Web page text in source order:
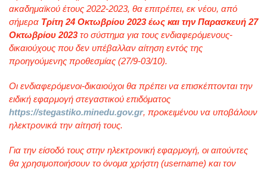
ακαδημαϊκού έτους 2022-2023, θα επιτρέπει, εκ νέου, από
σήμερα Τρίτη 24 Οκτωβρίου 2023 έως και την Παρασκευή 27
Οκτωβρίου 2023το σύστημα για τους ενδιαφερόμενους-
δικαιούχους που δεν υπέβαλλαν αίτηση εντός της
προηγούμενης προθεσμίας (27/9-03/10).
Οι ενδιαφερόμενοι-δικαιούχοι θα πρέπει να επισκέπτονται την
ειδική εφαρμογή στεγαστικού επιδόματος
https://stegastiko.minedu.gov.gr, προκειμένου να υποβάλουν
ηλεκτρονικά την αίτησή τους.
Για την είσοδό τους στην ηλεκτρονική εφαρμογή, οι αιτούντες
θα χρησιμοποιήσουν το όνομα χρήστη (username) και τον